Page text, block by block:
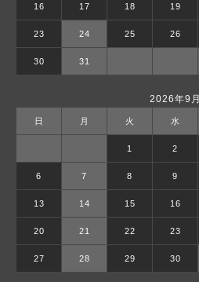
16 17 18 19
23 24 25 26
30 31
2026年9月
日 月 火 水
1 2
6 7 8 9
13 14 15 16
20 21 22 23
27 28 29 30